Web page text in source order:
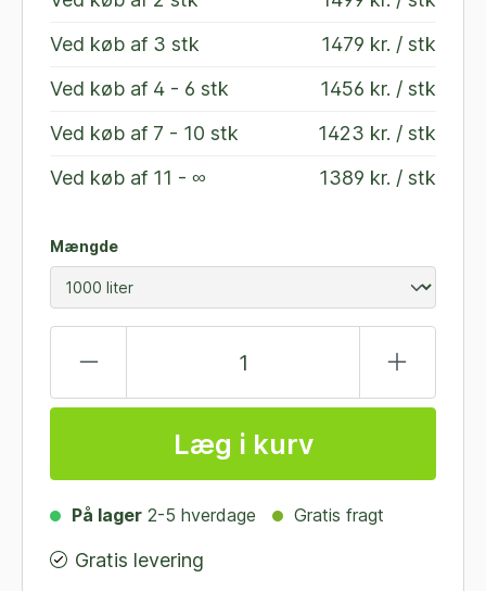
Ved køb af 3 stk
1479 kr. / stk
Ved køb af 4 - 6 stk
1456 kr. / stk
Ved køb af 7 - 10 stk
1423 kr. / stk
Ved køb af 11 - ∞ 1389 kr. / stk
Mængde
Læg i kurv
På lager 2-5 hverdage Gratis fragt
Gratis levering